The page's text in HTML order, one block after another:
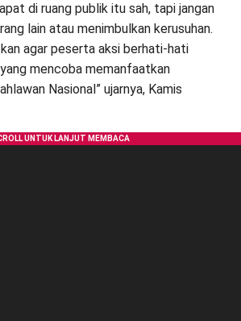
di ruang publik itu sah, tapi jangan
lain atau menimbulkan kerusuhan.
agar peserta aksi berhati-hati
mencoba memanfaatkan
Nasional” ujarnya, Kamis